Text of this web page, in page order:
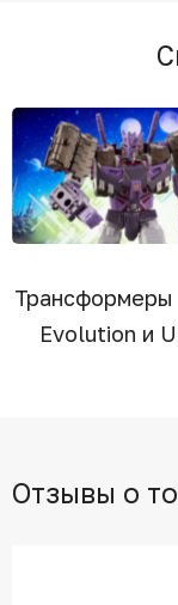
Трансформеры
Evolution и
Отзывы о